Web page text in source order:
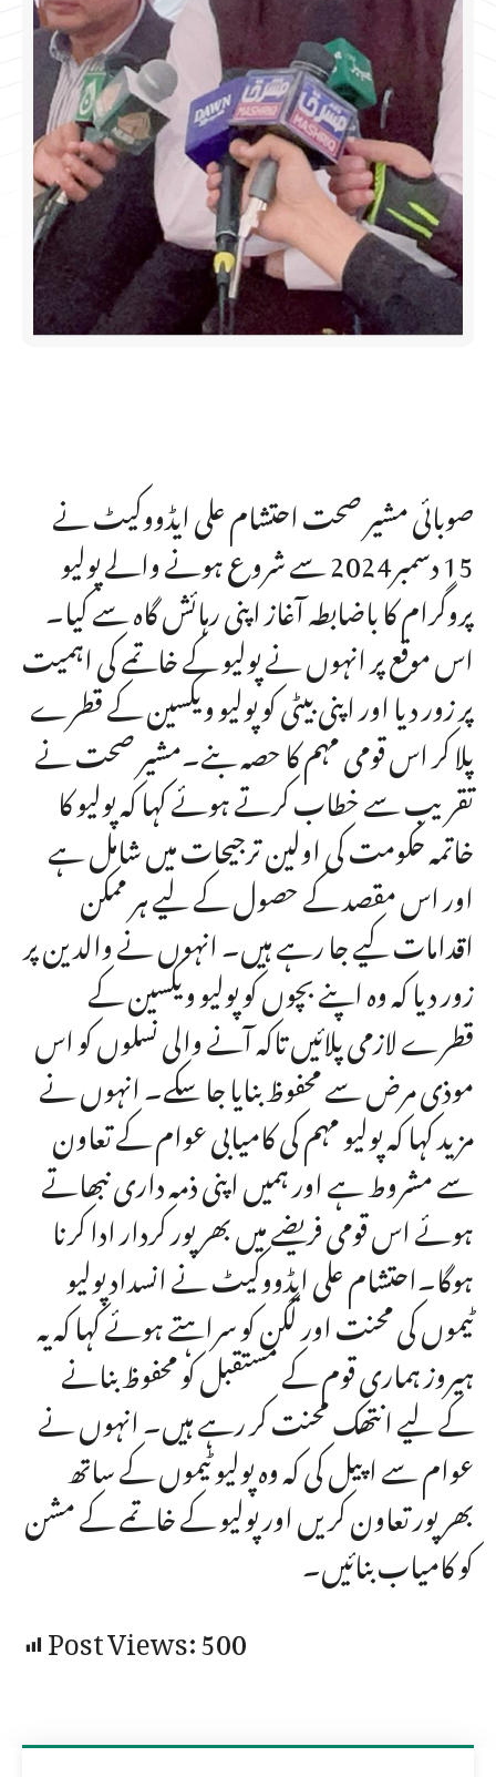
صوبائی مشیر صحت احتشام علی ایڈووکیٹ نے
15 دسمبر2024 سے شروع ہونے والے پولیو
پروگرام کا باضابطہ آغاز اپنی رہائش گاہ سے کیا۔
اس موقع پر انہوں نے پولیو کے خاتمے کی اہمیت
پر زور دیا اور اپنی بیٹی کو پولیو ویکسین کے قطرے
پلا کر اس قومی مہم کا حصہ بنے۔مشیر صحت نے
تقریب سے خطاب کرتے ہوئے کہا کہ پولیو کا
خاتمہ حکومت کی اولین ترجیحات میں شامل ہے
اور اس مقصد کے حصول کے لیے ہر ممکن
اقدامات کیے جا رہے ہیں۔ انہوں نے والدین پر
زور دیا کہ وہ اپنے بچوں کو پولیو ویکسین کے
قطرے لازمی پلائیں تاکہ آنے والی نسلوں کو اس
موذی مرض سے محفوظ بنایا جا سکے۔ انہوں نے
مزید کہا کہ پولیو مہم کی کامیابی عوام کے تعاون
سے مشروط ہے اور ہمیں اپنی ذمہ داری نبھاتے
ہوئے اس قومی فریضے میں بھرپور کردار ادا کرنا
ہوگا۔احتشام علی ایڈووکیٹ نے انسداد پولیو
ٹیموں کی محنت اور لگن کو سراہتے ہوئے کہا کہ یہ
ہیروز ہماری قوم کے مستقبل کو محفوظ بنانے
کے لیے انتھک محنت کر رہے ہیں۔ انہوں نے
عوام سے اپیل کی کہ وہ پولیو ٹیموں کے ساتھ
بھرپور تعاون کریں اور پولیو کے خاتمے کے مشن
کو کامیاب بنائیں۔
Post Views:500